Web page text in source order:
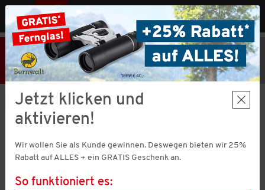
MENÜ
25% Rabatt
+ Geschenk
Hier klicken
Code V51373 einlösen!
MBW € 40,-
Haus & Wohnen Reisezubehör
Jetzt klicken und
aktivieren!
Wir wollen Sie als Kunde gewinnen. Deswegen bieten wir 25%
Rabatt auf ALLES + ein GRATIS Geschenk an.
So funktioniert es: